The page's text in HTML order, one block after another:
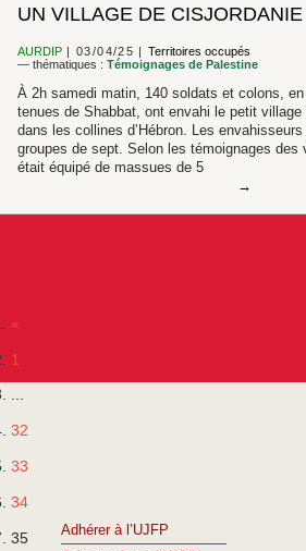
UN VILLAGE DE
AURDIP 03/04/25
Territoires occupés
— thématiques : Témoignages de Palestine
À 2h samedi matin, 140 soldats et colons,
tenues de Shabbat, ont envahi le petit village
dans les collines d’Hébron. Les
groupes de sept. Selon les témoignages des
était équipé de massues de 5
«
1
...
32
33
34
35
Adhérer à l’UJFP